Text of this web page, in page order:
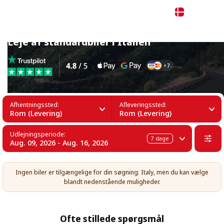
Leje af standardbiler i Italien
Afhentningssted:
Rom (Levering)
Afleveringssted:
Rom (Levering)
Udlejningsperiode:
Aug. 09, 2026 - Aug. 16, 2026 7 dage
Ingen biler er tilgængelige for din søgning: Italy, men du kan vælge
blandt nedenstående muligheder.
Ofte stillede spørgsmål